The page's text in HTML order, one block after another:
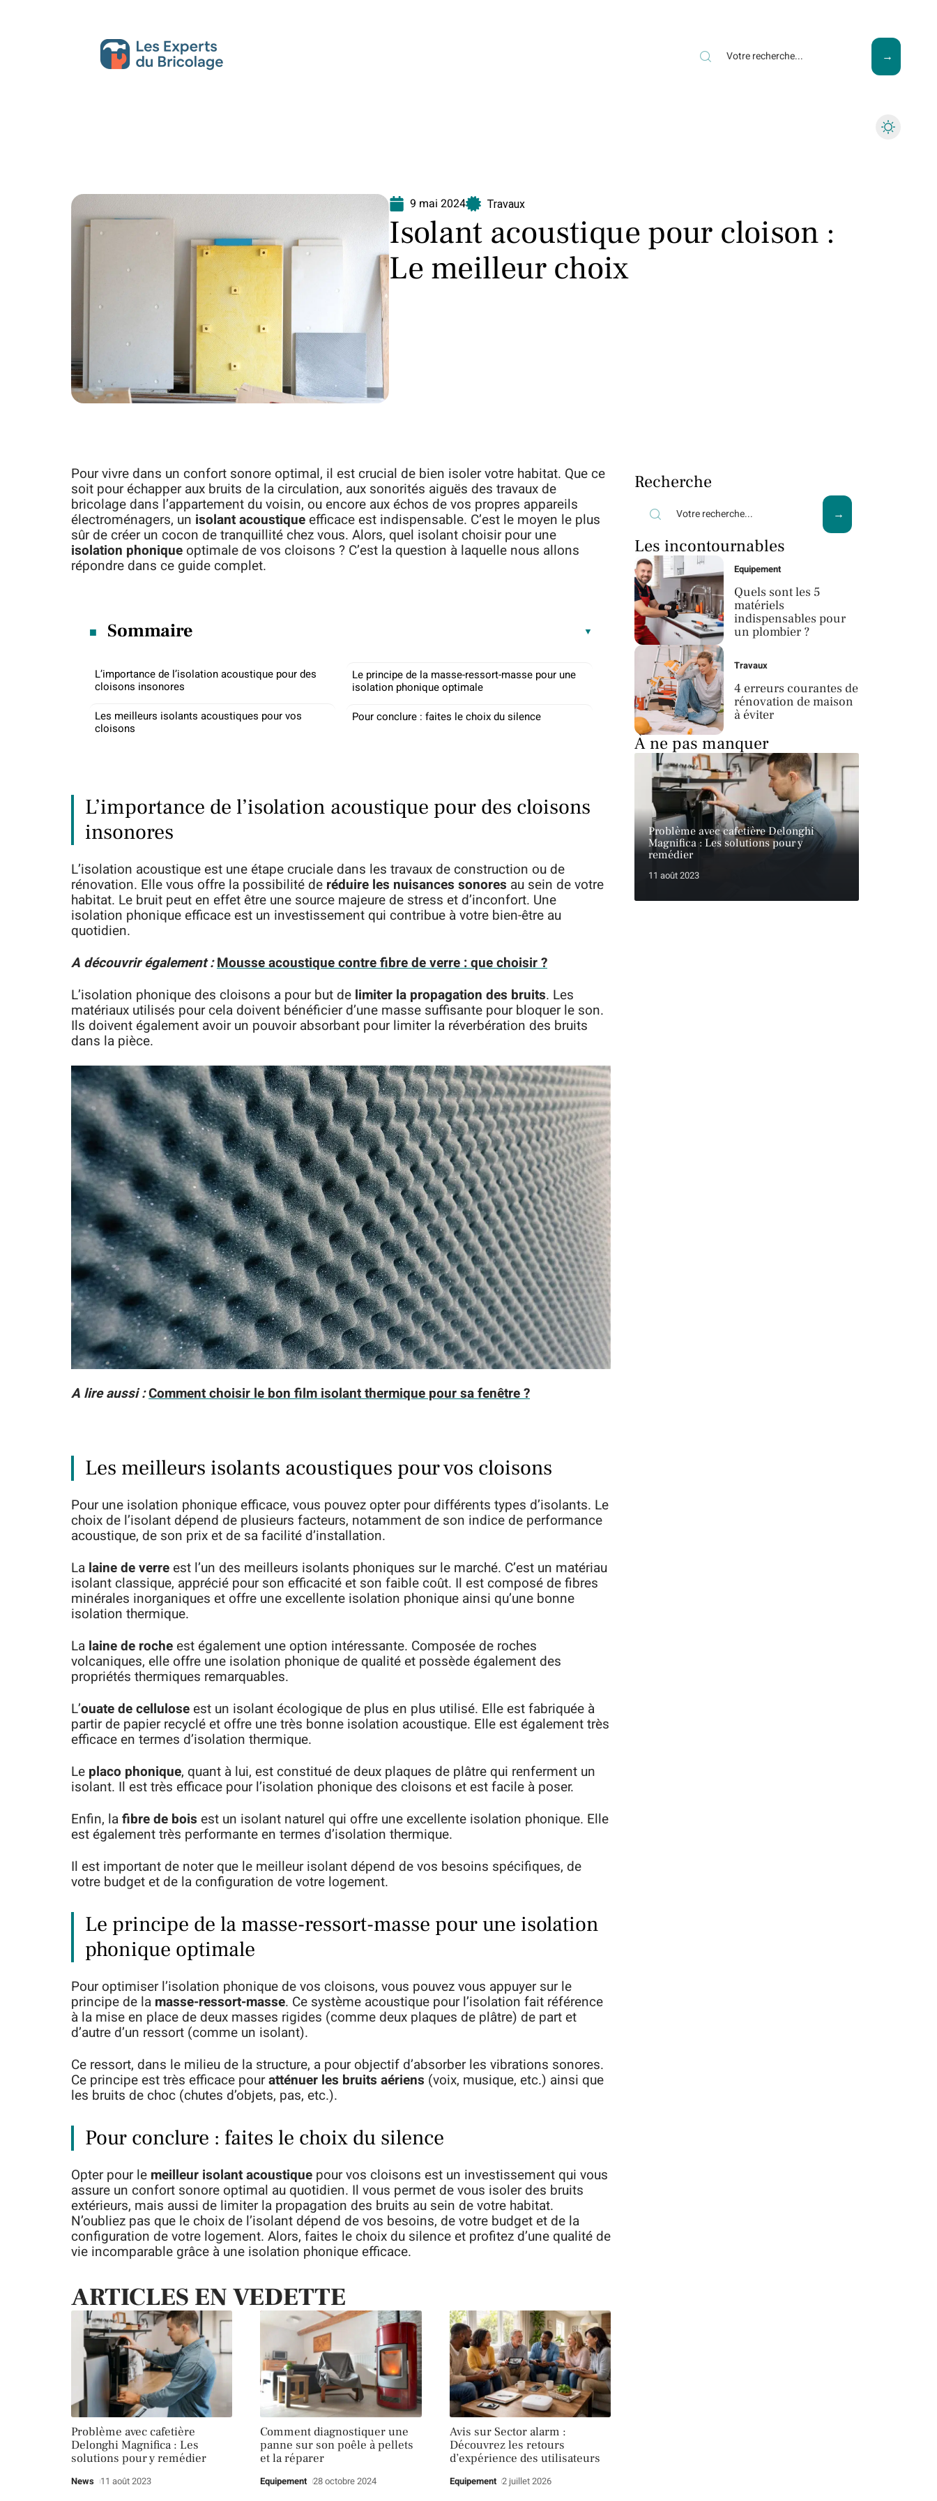
9 mai 2024 Travaux
Isolant acoustique pour cloison :
Le meilleur choix
Pour vivre dans un confort sonore optimal, il est crucial de bien isoler votre habitat. Que ce
soit pour échapper aux bruits de la circulation, aux sonorités aiguës des travaux de
bricolage dans l’appartement du voisin, ou encore aux échos de vos propres appareils
électroménagers, un isolant acoustiqueefficace est indispensable. C’est le moyen le plus
sûr de créer un cocon de tranquillité chez vous. Alors, quel isolant choisir pour une
isolation phonique optimale de vos cloisons ? C’est la question à laquelle nous allons
répondre dans ce guide complet.
Sommaire
L’importance de l’isolation acoustique pour des
cloisons insonores
Les meilleurs isolants acoustiques pour vos
cloisons
Le principe de la masse-ressort-masse pour une
isolation phonique optimale
Pour conclure : faites le choix du silence
L’importance de l’isolation acoustique pour des cloisons
insonores
L’isolation acoustique est une étape cruciale dans les travaux de construction ou de
rénovation. Elle vous offre la possibilité de réduire les nuisances sonores au sein de votre
habitat. Le bruit peut en effet être une source majeure de stress et d’inconfort. Une
isolation phonique efficace est un investissement qui contribue à votre bien-être au
quotidien.
A découvrir également :Mousse acoustique contre fibre de verre : que choisir ?
L’isolation phonique des cloisons a pour but de limiter la propagation des bruits. Les
matériaux utilisés pour cela doivent bénéficier d’une masse suffisante pour bloquer le son.
Ils doivent également avoir un pouvoir absorbant pour limiter la réverbération des bruits
dans la pièce.
A lire aussi :Comment choisir le bon film isolant thermique pour sa fenêtre ?
Les meilleurs isolants acoustiques pour vos cloisons
Pour une isolation phonique efficace, vous pouvez opter pour différents types d’isolants. Le
choix de l’isolant dépend de plusieurs facteurs, notamment de son indice de performance
acoustique, de son prix et de sa facilité d’installation.
La laine de verreest l’un des meilleurs isolants phoniques sur le marché. C’est un matériau
isolant classique, apprécié pour son efficacité et son faible coût. Il est composé de fibres
minérales inorganiques et offre une excellente isolation phonique ainsi qu’une bonne
isolation thermique.
La laine de rocheest également une option intéressante. Composée de roches
volcaniques, elle offre une isolation phonique de qualité et possède également des
propriétés thermiques remarquables.
L’ouate de celluloseest un isolant écologique de plus en plus utilisé. Elle est fabriquée à
partir de papier recyclé et offre une très bonne isolation acoustique. Elle est également très
efficace en termes d’isolation thermique.
Le placo phonique, quant à lui, est constitué de deux plaques de plâtre qui renferment un
isolant. Il est très efficace pour l’isolation phonique des cloisons et est facile à poser.
Enfin, lafibre de bois est un isolant naturel qui offre une excellente isolation phonique. Elle
est également très performante en termes d’isolation thermique.
Il est important de noter que le meilleur isolant dépend de vos besoins spécifiques, de
votre budget et de la configuration de votre logement.
Le principe de la masse-ressort-masse pour une isolation
phonique optimale
Pour optimiser l’isolation phonique de vos cloisons, vous pouvez vous appuyer sur le
principe de la masse-ressort-masse. Ce système acoustique pour l’isolation fait référence
à la mise en place de deux masses rigides (comme deux plaques de plâtre) de part et
d’autre d’un ressort (comme un isolant).
Ce ressort, dans le milieu de la structure, a pour objectif d’absorber les vibrations sonores.
Ce principe est très efficace pouratténuer les bruits aériens (voix, musique, etc.) ainsi que
les bruits de choc (chutes d’objets, pas, etc.).
Pour conclure : faites le choix du silence
Opter pour le meilleur isolant acoustique pour vos cloisons est un investissement qui vous
assure un confort sonore optimal au quotidien. Il vous permet de vous isoler des bruits
extérieurs, mais aussi de limiter la propagation des bruits au sein de votre habitat.
N’oubliez pas que le choix de l’isolant dépend de vos besoins, de votre budget et de la
configuration de votre logement. Alors, faites le choix du silence et profitez d’une qualité de
vie incomparable grâce à une isolation phonique efficace.
ARTICLES EN VEDETTE
Problème avec cafetière
Delonghi Magnifica : Les
solutions pour y remédier
News 11 août 2023
Comment diagnostiquer une
panne sur son poêle à pellets
et la réparer
Equipement 28 octobre 2024
Avis sur Sector alarm :
Découvrez les retours
d’expérience des utilisateurs
Equipement 2 juillet 2026
Recherche
Les incontournables
Equipement
Quels sont les 5
matériels
indispensables pour
un plombier ?
Travaux
4 erreurs courantes de
rénovation de maison
à éviter
À ne pas manquer
Problème avec cafetière Delonghi
Magnifica : Les solutions pour y
remédier
11 août 2023